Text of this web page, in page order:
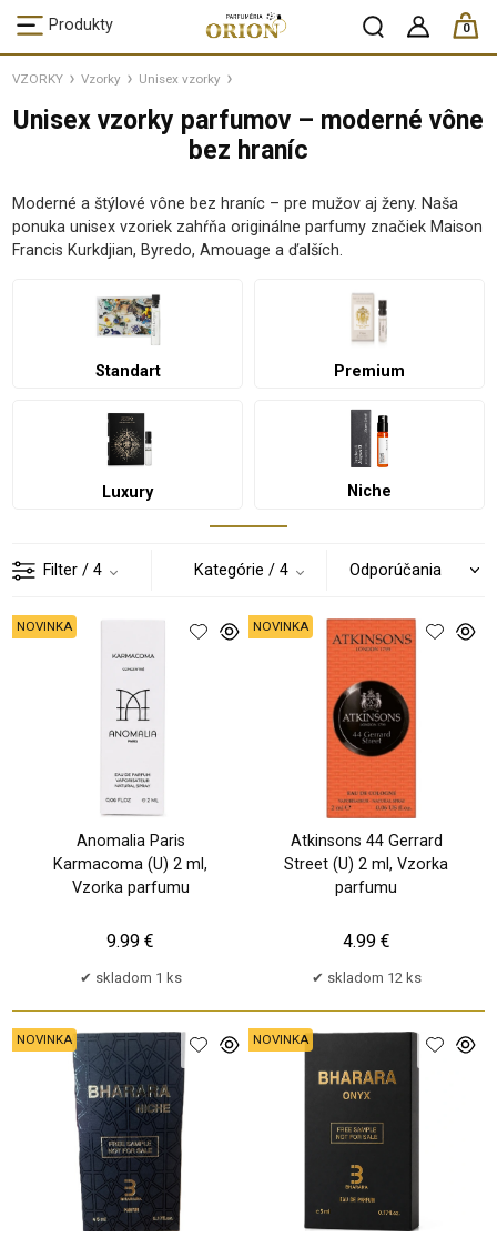
Produkty 0
ks /
VZORKY Vzorky Unisex vzorky
Unisex vzorky parfumov – moderné vône
bez hraníc
Moderné a štýlové vône bez hraníc – pre mužov aj ženy. Naša
ponuka unisex vzoriek zahŕňa originálne parfumy značiek Maison
Francis Kurkdjian, Byredo, Amouage a ďalších.
Standart Premium
Luxury Niche
Filter / 4 Kategórie / 4
Anomalia Paris
Karmacoma (U) 2 ml,
Vzorka parfumu
NOVINKA
skladom 1 ks
9.99 €
Atkinsons 44 Gerrard
Street (U) 2 ml, Vzorka
parfumu
NOVINKA
skladom 12 ks
4.99 €
NOVINKA NOVINKA